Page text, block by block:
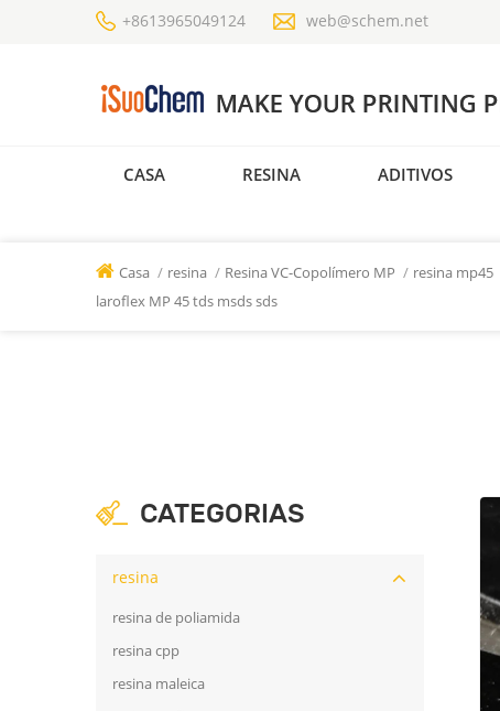
+8613965049124 web@schem.net
CASA RESINA ADITIVOS
Casa / resina / Resina VC-Copolímero MP / resina mp45
laroflex MP 45 tds msds sds
CATEGORIAS
resina
resina de poliamida
resina cpp
resina maleica